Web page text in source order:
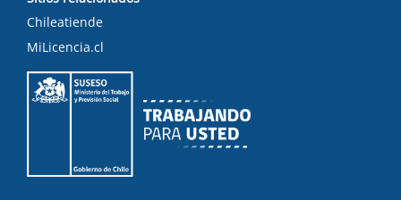
Chileatiende
MiLicencia.cl